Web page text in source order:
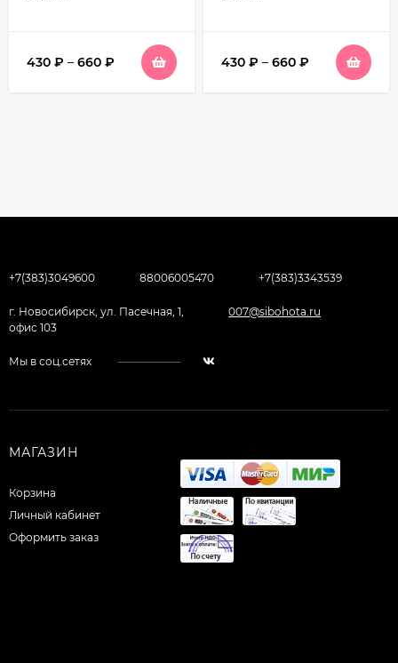
430 ₽ – 660 ₽ 430 ₽ – 660 ₽
+7(383)3049600 88006005470 +7(383)3343539
г. Новосибирск, ул. Пасечная, 1,
офис 103
007@sibohota.ru
Мы в соц.сетях
МАГАЗИН
Корзина
Личный кабинет
Оформить заказ